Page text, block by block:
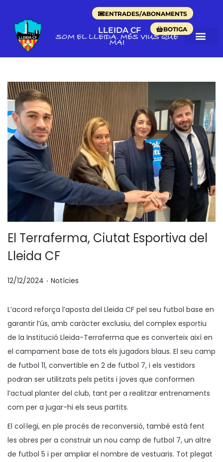
ENTRADES/ABONAMENTS
BOTIGA
LLEIDA CF
SOM EL LLEIDA. MÉS VIUS QUE
MAI
El Terraferma, Ciutat Esportiva del
Lleida CF
p
s
a
t
e
n
12/12/2024 . P
b
l
i
c
a
t
a
Notícies
L’acord reforça l’aposta del Lleida CF pel seu futbol base en
garantir l’ús, amb caràcter exclusiu, del complex esportiu
de la Institució Lleida-Terraferma que es converteix així en
el campament base de tots els jugadors blaus. El seu camp
de futbol 11, convertible en 2 de futbol 7, i els vestidors
podran ser utilitzats pels petits i joves que conformen
l’actual planter del club, tant per a realitzar entrenaments
com per a jugar-hi els seus partits.
El col·legi, en ple procés de reconversió, també està fent
les obres per a construir un nou camp de futbol 7, un altre
de futbol 5 i per ampliar el nombre de vestuaris. Tot plegat